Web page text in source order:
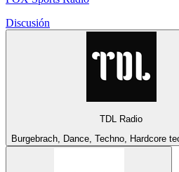
Discusión
TDL Radio
Burgebrach, Dance, Techno, Hardcore